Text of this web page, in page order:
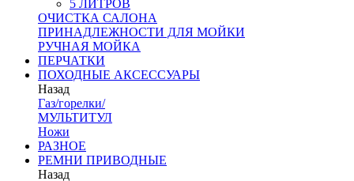
5 ЛИТРОВ
ОЧИСТКА САЛОНА
ПРИНАДЛЕЖНОСТИ ДЛЯ МОЙКИ
РУЧНАЯ МОЙКА
ПЕРЧАТКИ
ПОХОДНЫЕ АКСЕССУАРЫ
Назад
Газ/горелки/
МУЛЬТИТУЛ
Ножи
РАЗНОЕ
РЕМНИ ПРИВОДНЫЕ
Назад